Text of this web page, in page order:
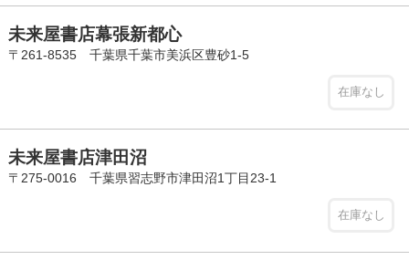
未来屋書店幕張新都心
〒261-8535 千葉県千葉市美浜区豊砂1-5
在庫なし
未来屋書店津田沼
〒275-0016 千葉県習志野市津田沼1丁目23-1
在庫なし